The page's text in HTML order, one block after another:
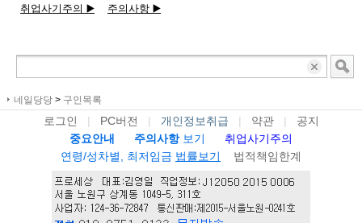
취업사기주의 ▶️
주의사항 ▶️
네일당당 > 구인목록
로그인 | PC버전 | 개인정보취급 | 약관 |
공지
중요안내
주의사항 보기
취업사기주의
연령/성차별, 최저임금 법률보기 법적책임한계